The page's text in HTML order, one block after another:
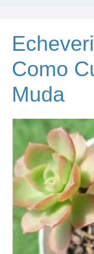
Como
Muda